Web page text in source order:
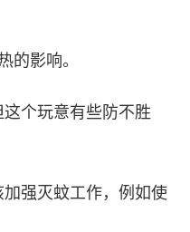
的影响。
个玩意有些防不胜
强灭蚊工作，例如使